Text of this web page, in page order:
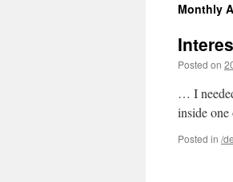
Monthly
Posted on
… I
inside
Posted in /